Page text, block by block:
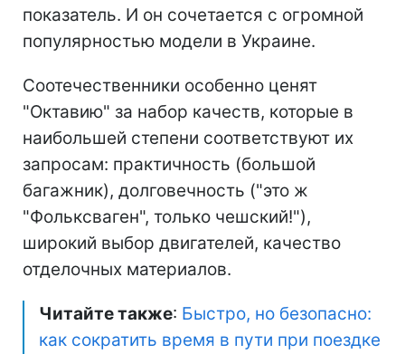
показатель. И он сочетается с огромной
популярностью модели в Украине.
Соотечественники особенно ценят
"Октавию" за набор качеств, которые в
наибольшей степени соответствуют их
запросам: практичность (большой
багажник), долговечность ("это ж
"Фольксваген", только чешский!"),
широкий выбор двигателей, качество
отделочных материалов.
Читайте также: Быстро, но безопасно:
как сократить время в пути при поездке